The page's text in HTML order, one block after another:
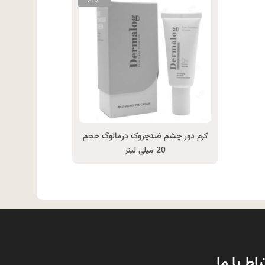
کرم دور چشم ضدچروک درمالوگ حجم
20 میلی لیتر